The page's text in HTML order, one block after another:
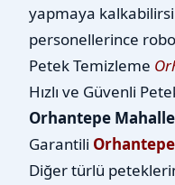
yapmaya
personellerince
Petek Temizleme
Hızlı ve Güvenli
Orhantepe
Garantili
Diğer türlü